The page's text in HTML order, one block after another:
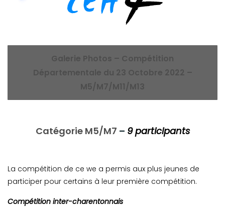
Galerie Photos – Compétition
Départementale du 23 Octobre 2022 –
M5/M7/M11/M13
Catégorie M5/M7 – 9 participants
La compétition de ce we a permis aux plus jeunes de
participer pour certains à leur première compétition.
Compétition inter-charentonnais